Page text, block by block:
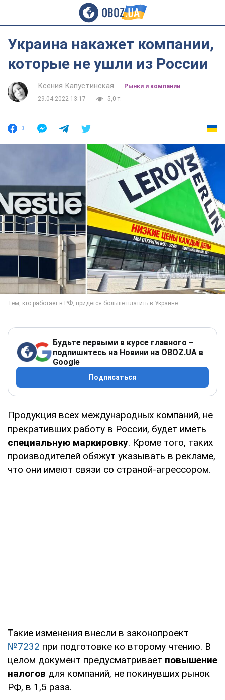
Украина накажет компании,
которые не ушли из России
Ксения Капустинская
Рынки и компании
29.04.2022 13:17
5,0 т.
3
Будьте первыми в курсе главного –
подпишитесь на Новини на OBOZ.UA в
Google
Подписаться
Продукция всех международных компаний, не
прекративших работу в России, будет иметь
специальную маркировку. Кроме того, таких
производителей обяжут указывать в рекламе,
что они имеют связи со страной-агрессором.
Такие изменения внесли в законопроект
№7232 при подготовке ко второму чтению. В
целом документ предусматривает повышение
налогов для компаний, не покинувших рынок
РФ, в 1,5 раза.